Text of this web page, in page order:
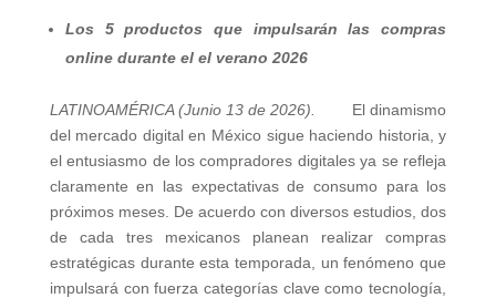
Los 5 productos que impulsarán las compras
online durante el el verano 2026
LATINOAMÉRICA (Junio 13 de 2026). El dinamismo
del mercado digital en México sigue haciendo historia, y
el entusiasmo de los compradores digitales ya se refleja
claramente en las expectativas de consumo para los
próximos meses. De acuerdo con diversos estudios, dos
de cada tres mexicanos planean realizar compras
estratégicas durante esta temporada, un fenómeno que
impulsará con fuerza categorías clave como tecnología,